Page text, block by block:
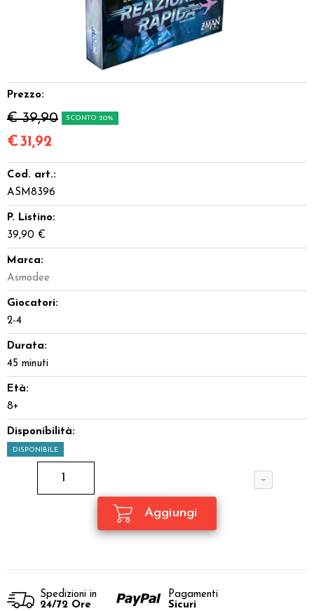
Giocattoli e Gadget
Offerte del Dragone
Prezzo:
€ 39,90 SCONTO 20%
€31,92
Cod. art.:
ASM8396
P. Listino:
39,90 €
Marca:
Asmodee
Giocatori:
2-4
Durata:
45 minuti
Età:
8+
Disponibilità:
DISPONIBILE
Spedizioni in
24/72 Ore
Pagamenti
Sicuri